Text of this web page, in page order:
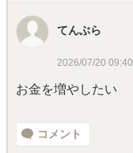
てんぶら
2026/07/20 09:40
お金を増やしたい
コメント